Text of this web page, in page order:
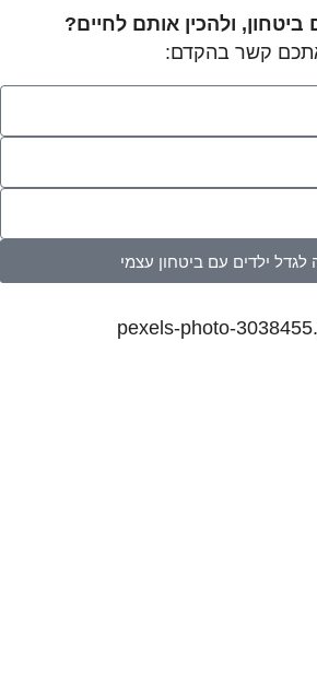
ביטחון, ולהכין אותם לחיים?
קשר בהקדם:
לגדל ילדים עם ביטחון עצמי